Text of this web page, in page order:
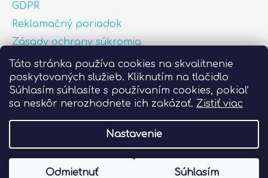
Táto stránka používa cookies na skvalitnenie
poskytovaných služieb. Kliknutím na tlačidlo
Súhlasím súhlasíte s používaním cookies, pokiaľ
sa neskôr nerozhodnete ich zakázať. Zistiť viac
Nastavenie
Odmietnuť Súhlasím
GDPR
Reklamačný poriadok
Zásady ochrany súkromia
Zásady používania súborov cookies
O nás
FAQ
Vytvoril Shoptet
Copyright 2026
. Všetky práva